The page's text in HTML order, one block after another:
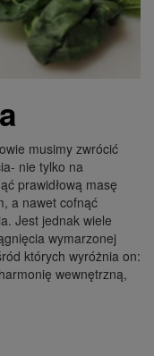
musimy zwrócić
nie tylko na
prawidłową masę
a nawet cofnąć
Jest jednak wiele
wymarzonej
których wyróżnia on:
wewnętrzną,